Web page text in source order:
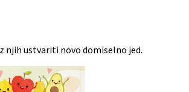
njih ustvariti novo domiselno jed.